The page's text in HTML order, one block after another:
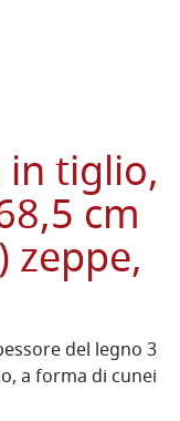
in tiglio,
cm
zeppe,
del legno 3
a forma di cunei